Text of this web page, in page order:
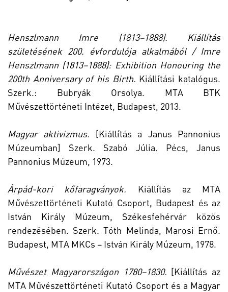
Henszlmann Imre (1813–1888). Kiállítás
születésének 200. évfordulója alkalmából / Imre
Henszlmann (1813–1888): Exhibition Honouring the
200th Anniversary of his Birth. Kiállítási katalógus.
Szerk.: Bubryák Orsolya. MTA BTK
Művészettörténeti Intézet, Budapest, 2013.
Magyar aktivizmus. [Kiállítás a Janus Pannonius
Múzeumban] Szerk. Szabó Júlia. Pécs, Janus
Pannonius Múzeum, 1973.
Árpád-kori kőfaragványok. Kiállítás az MTA
Művészettörténeti Kutató Csoport, Budapest és az
István Király Múzeum, Székesfehérvár közös
rendezésében. Szerk. Tóth Melinda, Marosi Ernő.
Budapest, MTA MKCs – István Király Múzeum, 1978.
Művészet Magyarországon 1780–1830. [Kiállítás az
MTA Művészettörténeti Kutató Csoport és a Magyar